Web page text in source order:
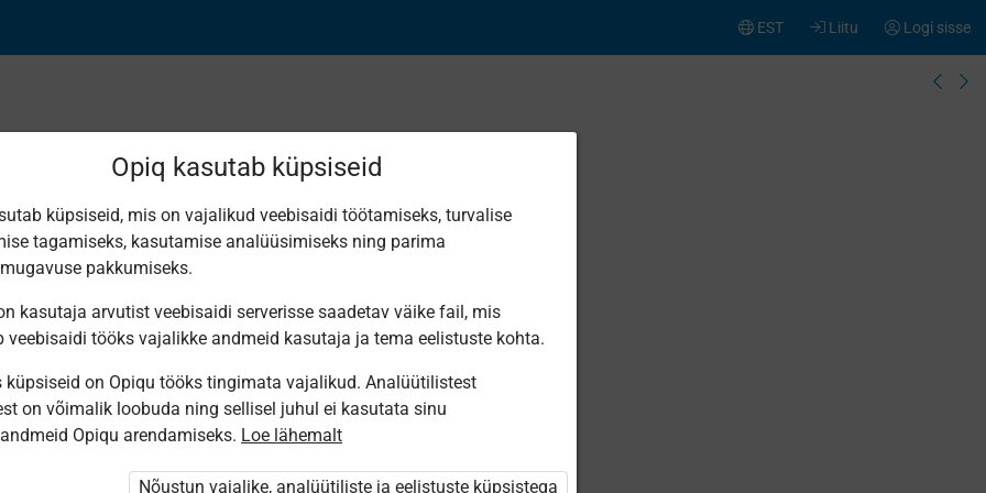
Logi sisse
Liitu
EST
растений
ole Opiqusse sisse logitud.
paketi
Opiq kasutab küpsiseid
küpsiseid, mis on vajalikud veebisaidi töötamiseks, turvalise
tagamiseks, kasutamise analüüsimiseks ning parima
pakkumiseks.
kasutaja arvutist veebisaidi serverisse saadetav väike fail, mis
veebisaidi tööks vajalikke andmeid kasutaja ja tema eelistuste kohta.
küpsiseid on Opiqu tööks tingimata vajalikud. Analüütilistest
on võimalik loobuda ning sellisel juhul ei kasutata sinu
Opiqu arendamiseks. Loe lähemalt
Nõustun vajalike, analüütiliste ja eelistuste küpsistega